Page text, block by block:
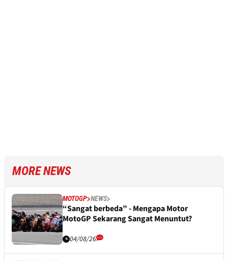
MORE NEWS
MOTOGP NEWS
“Sangat berbeda” - Mengapa Motor
MotoGP Sekarang Sangat Menuntut?
04/08/26